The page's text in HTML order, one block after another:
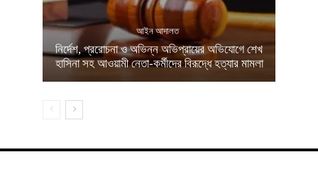
আইন আদালত
নির্দেশ, প্ররোচনা ও অভিন্ন অভিপ্রায়ের অভিযোগে শেখ
হাসিনা সহ আওয়ামী নেতা-কর্মীদের বিরূদ্ধে হত্যার মামলা